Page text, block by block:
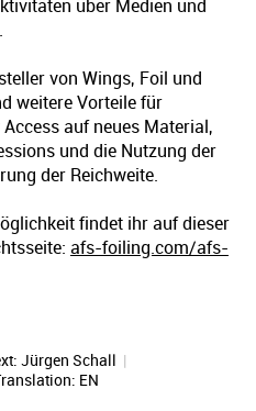
über Medien und
von Wings, Foil und
weitere Vorteile für
auf neues Material,
und die Nutzung der
der Reichweite.
findet ihr auf dieser
afs-foiling.com/afs-
Jürgen Schall |
EN